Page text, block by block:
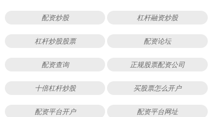
配资炒股 杠杆融资炒股
杠杆炒股股票 配资论坛
配资查询 正规股票配资公司
十倍杠杆炒股 买股票怎么开户
配资平台开户 配资平台网址